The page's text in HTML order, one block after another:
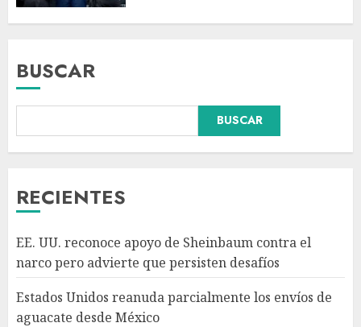
BUSCAR
BUSCAR
RECIENTES
EE. UU. reconoce apoyo de Sheinbaum contra el
narco pero advierte que persisten desafíos
Estados Unidos reanuda parcialmente los envíos de
aguacate desde México
Declaran accidental la muerte
de Brandon Clarke por
4
relaciones diplomáticas tras
cuatro años de
enfrentamientos
AGOSTO 8, 2026